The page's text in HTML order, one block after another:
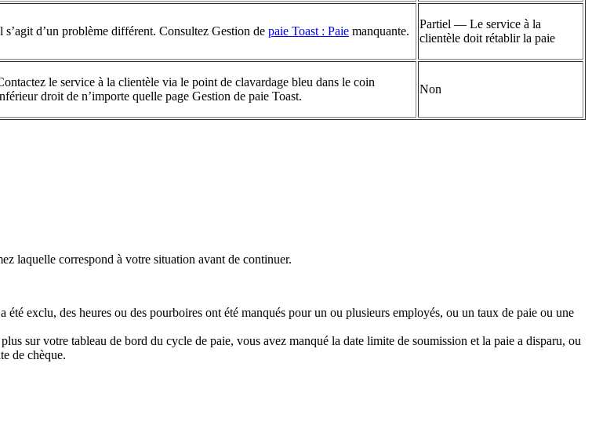
s’agit d’un problème différent. Consultez Gestion de paie Toast : Paie manquante.
Partiel — Le service à la
clientèle doit rétablir la paie
le service à la clientèle via le point de clavardage bleu dans le coin
droit de n’importe quelle page Gestion de paie Toast.
Non
laquelle correspond à votre situation avant de continuer.
été exclu, des heures ou des pourboires ont été manqués pour un ou plusieurs employés, ou un taux de paie ou une
sur votre tableau de bord du cycle de paie, vous avez manqué la date limite de soumission et la paie a disparu, ou
de chèque.